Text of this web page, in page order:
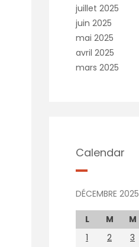
juillet 2025
juin 2025
mai 2025
avril 2025
mars 2025
Calendar
DÉCEMBRE 2025
L M M
1
2 3